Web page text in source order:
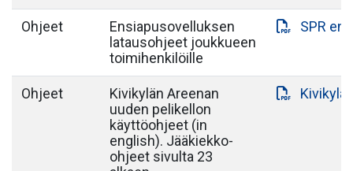
Ohjeet
Ensiapusovelluksen
latausohjeet joukkueen
toimihenkilöille
SPR
Ohjeet
Kivikylän Areenan
uuden pelikellon
käyttöohjeet (in
english). Jääkiekko-
ohjeet sivulta 23